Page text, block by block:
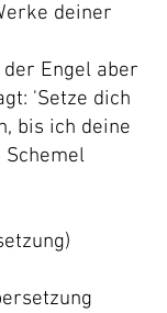
deiner
der Engel aber
'Setze dich
bis ich deine
Schemel